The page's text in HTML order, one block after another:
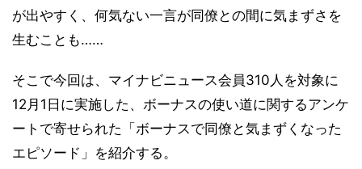
が出やすく、何気ない一言が同僚との間に気まずさを
生むことも……
そこで今回は、マイナビニュース会員310人を対象に
12月1日に実施した、ボーナスの使い道に関するアンケ
ートで寄せられた「ボーナスで同僚と気まずくなった
エピソード」を紹介する。